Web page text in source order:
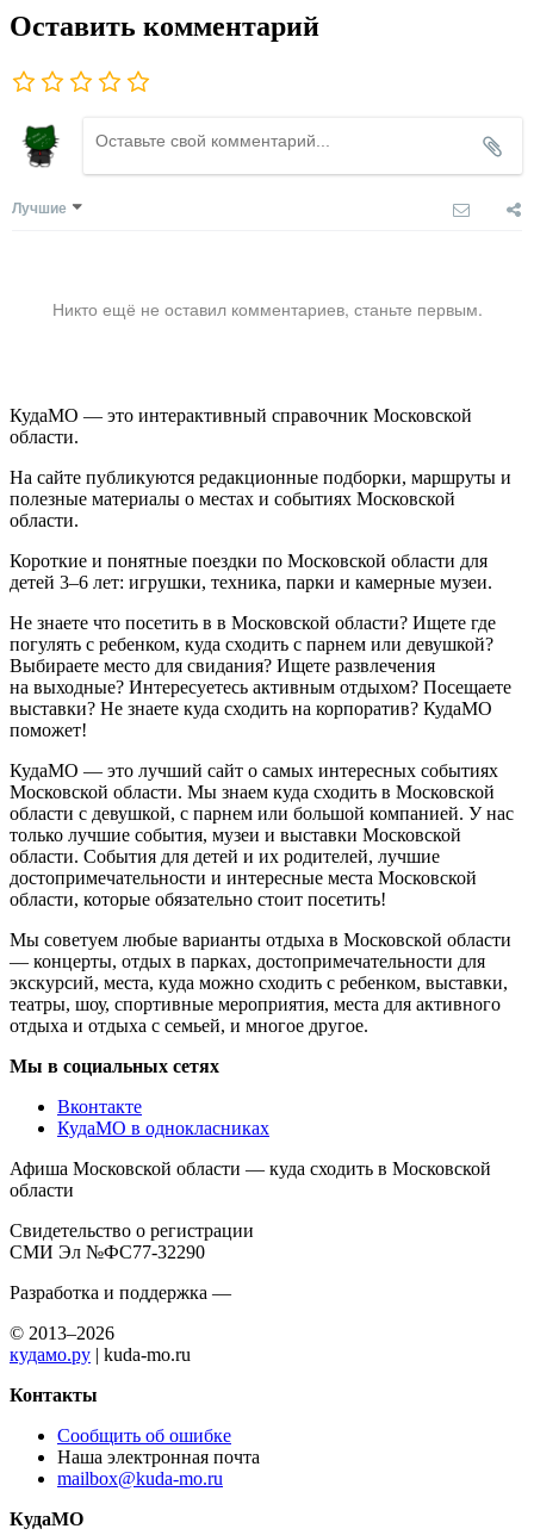
Оставить комментарий
Лучшие
Никто ещё не оставил комментариев, станьте первым.
КудаМО — это интерактивный справочник Московской
области.
На сайте публикуются редакционные подборки, маршруты и
полезные материалы о местах и событиях Московской
области.
Короткие и понятные поездки по Московской области для
детей 3–6 лет: игрушки, техника, парки и камерные музеи.
Не знаете что посетить в в Московской области? Ищете где
погулять с ребенком, куда сходить с парнем или девушкой?
Выбираете место для свидания? Ищете развлечения
на выходные? Интересуетесь активным отдыхом? Посещаете
выставки? Не знаете куда сходить на корпоратив? КудаМО
поможет!
КудаМО — это лучший сайт о самых интересных событиях
Московской области. Мы знаем куда сходить в Московской
области с девушкой, с парнем или большой компанией. У нас
только лучшие события, музеи и выставки Московской
области. События для детей и их родителей, лучшие
достопримечательности и интересные места Московской
области, которые обязательно стоит посетить!
Мы советуем любые варианты отдыха в Московской области
— концерты, отдых в парках, достопримечательности для
экскурсий, места, куда можно сходить с ребенком, выставки,
театры, шоу, спортивные мероприятия, места для активного
отдыха и отдыха с семьей, и многое другое.
Мы в социальных сетях
Вконтакте
КудаМО в однокласниках
Афиша Московской области — куда сходить в Московской
области
Свидетельство о регистрации
СМИ Эл №ФС77-32290
Разработка и поддержка —
© 2013–2026
кудамо.ру | kuda-mo.ru
Контакты
Сообщить об ошибке
Наша электронная почта
mailbox@kuda-mo.ru
КудаМО